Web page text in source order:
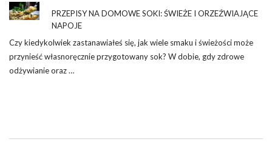
PRZEPISY NA DOMOWE SOKI: ŚWIEŻE I ORZEŹWIAJĄCE
NAPOJE
Czy kiedykolwiek zastanawiałeś się, jak wiele smaku i świeżości może
przynieść własnoręcznie przygotowany sok? W dobie, gdy zdrowe
odżywianie oraz …